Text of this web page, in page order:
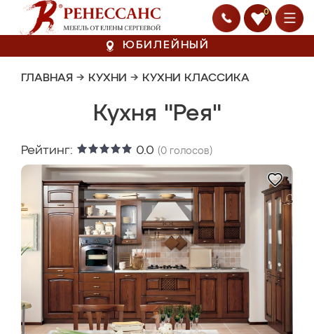
0
ЮБИЛЕЙНЫЙ
ГЛАВНАЯ → КУХНИ → КУХНИ КЛАССИКА
Кухня "Рея"
Рейтинг: 0.0 (0 голосов)